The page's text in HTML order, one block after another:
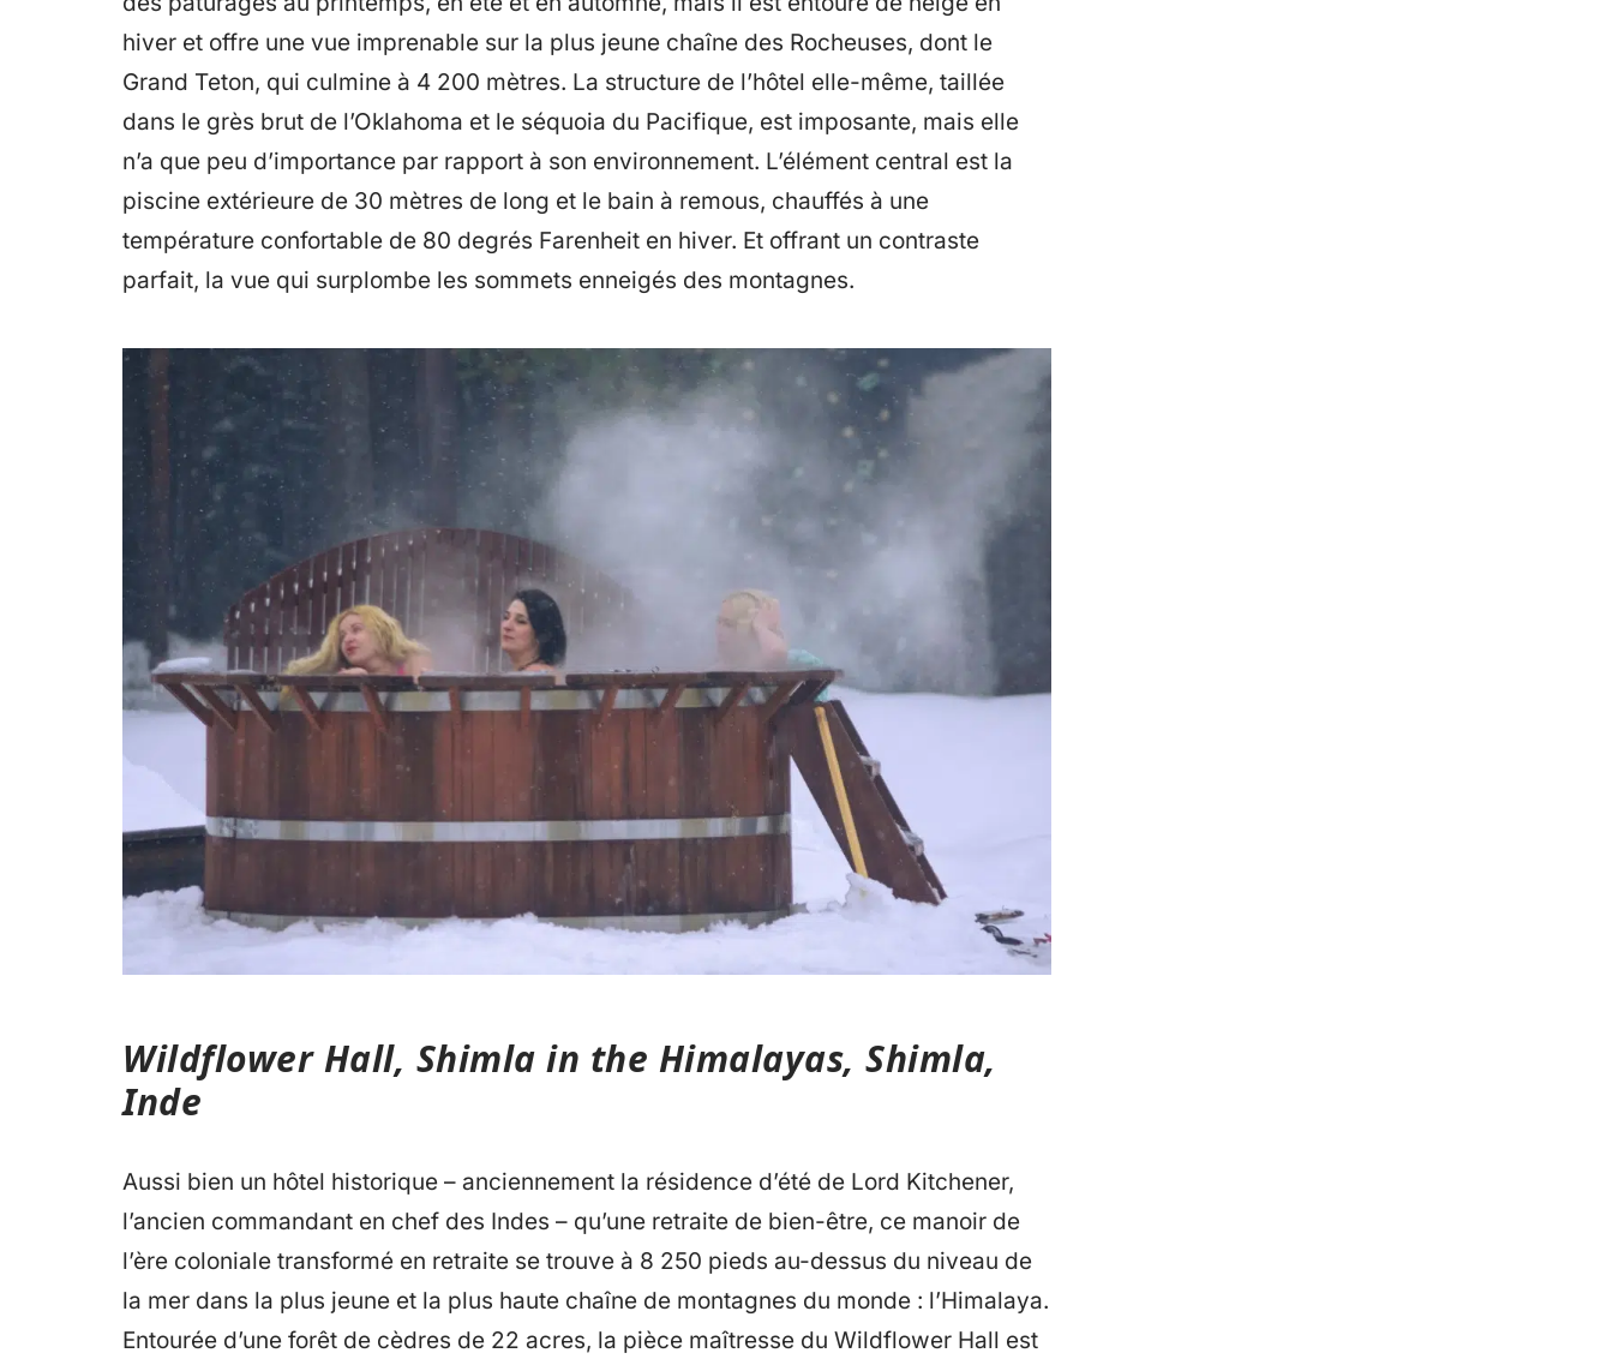
hiver et offre une vue imprenable sur la plus jeune chaîne des Rocheuses, dont le
Grand Teton, qui culmine à 4 200 mètres. La structure de l’hôtel elle-même, taillée
dans le grès brut de l’Oklahoma et le séquoia du Pacifique, est imposante, mais elle
n’a que peu d’importance par rapport à son environnement. L’élément central est la
piscine extérieure de 30 mètres de long et le bain à remous, chauffés à une
température confortable de 80 degrés Farenheit en hiver. Et offrant un contraste
parfait, la vue qui surplombe les sommets enneigés des montagnes.
Wildflower Hall, Shimla in the Himalayas, Shimla,
Inde
Aussi bien un hôtel historique – anciennement la résidence d’été de Lord Kitchener,
l’ancien commandant en chef des Indes – qu’une retraite de bien-être, ce manoir de
l’ère coloniale transformé en retraite se trouve à 8 250 pieds au-dessus du niveau de
la mer dans la plus jeune et la plus haute chaîne de montagnes du monde : l’Himalaya.
Entourée d’une forêt de cèdres de 22 acres, la pièce maîtresse du Wildflower Hall est